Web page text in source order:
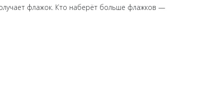
флажок. Кто наберёт больше флажков —